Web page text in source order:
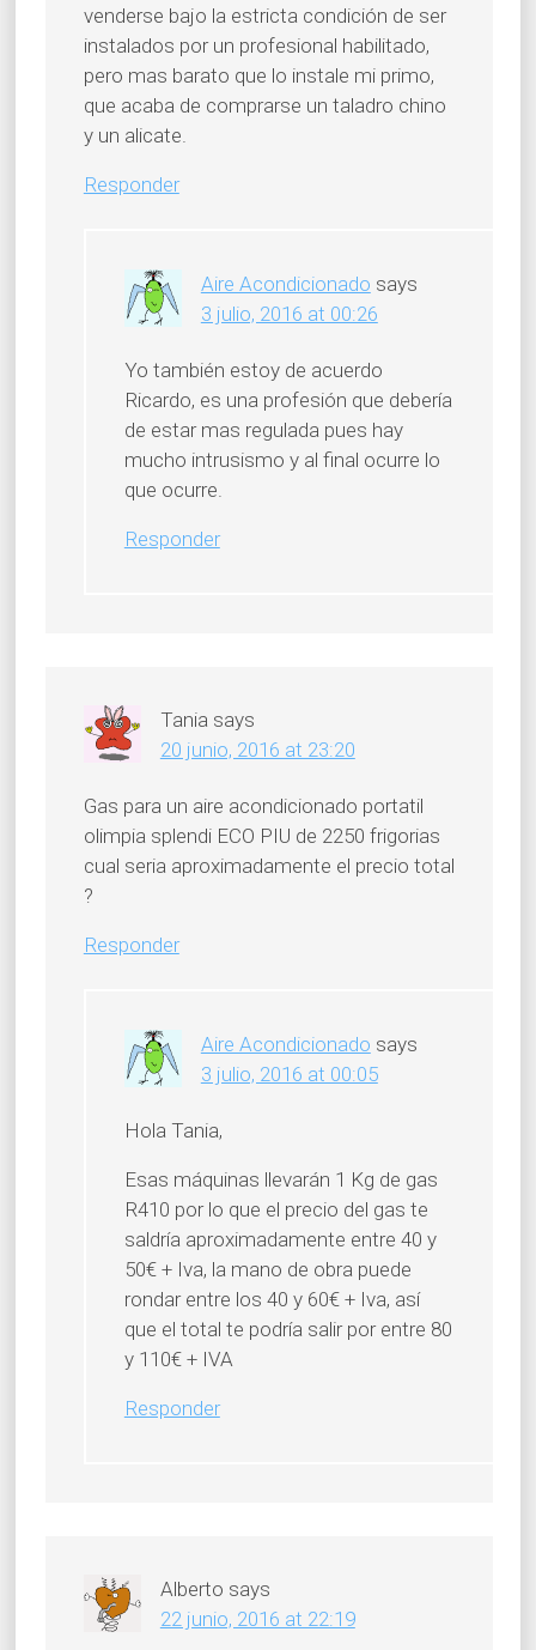
venderse bajo la estricta condición de ser
instalados por un profesional habilitado,
pero mas barato que lo instale mi primo,
que acaba de comprarse un taladro chino
y un alicate.
Responder
Aire Acondicionado says
3 julio, 2016 at 00:26
Yo también estoy de acuerdo
Ricardo, es una profesión que debería
de estar mas regulada pues hay
mucho intrusismo y al final ocurre lo
que ocurre.
Responder
Tania says
20 junio, 2016 at 23:20
Gas para un aire acondicionado portatil
olimpia splendi ECO PIU de 2250 frigorias
cual seria aproximadamente el precio total
?
Responder
Aire Acondicionado says
3 julio, 2016 at 00:05
Hola Tania,
Esas máquinas llevarán 1 Kg de gas
R410 por lo que el precio del gas te
saldría aproximadamente entre 40 y
50€ + Iva, la mano de obra puede
rondar entre los 40 y 60€ + Iva, así
que el total te podría salir por entre 80
y 110€ + IVA
Responder
Alberto says
22 junio, 2016 at 22:19